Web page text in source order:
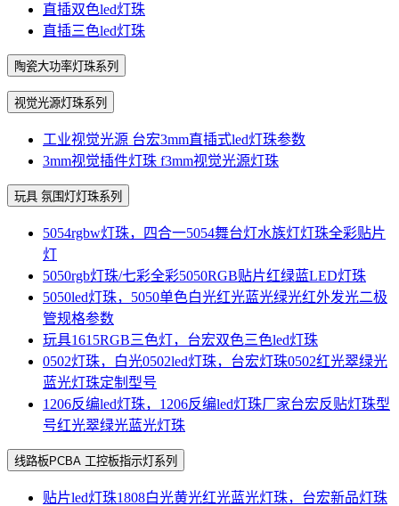
直插双色led灯珠
直插三色led灯珠
陶瓷大功率灯珠系列
视觉光源灯珠系列
工业视觉光源 台宏3mm直插式led灯珠参数
3mm视觉插件灯珠 f3mm视觉光源灯珠
玩具 氛围灯灯珠系列
5054rgbw灯珠，四合一5054舞台灯水族灯灯珠全彩贴片
灯
5050rgb灯珠/七彩全彩5050RGB贴片红绿蓝LED灯珠
5050led灯珠，5050单色白光红光蓝光绿光红外发光二极
管规格参数
玩具1615RGB三色灯，台宏双色三色led灯珠
0502灯珠，白光0502led灯珠，台宏灯珠0502红光翠绿光
蓝光灯珠定制型号
1206反编led灯珠，1206反编led灯珠厂家台宏反贴灯珠型
号红光翠绿光蓝光灯珠
线路板PCBA 工控板指示灯系列
贴片led灯珠1808白光黄光红光蓝光灯珠，台宏新品灯珠